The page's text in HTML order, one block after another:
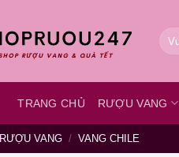
Tìm
kiếm:
TRANG CHỦ RƯỢU VANG
RƯỢU VANG / VANG CHILE